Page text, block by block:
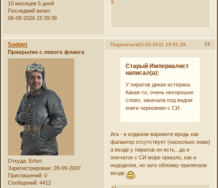
10 месяцев 5 дней
Последний визит:
06-08-2026 15:39:36
Поделиться 15
21-02-2011 19:51:29
Sodget
Прикрытие с левого фланга
Откуда: Erfurt
Зарегистрирован: 28-09-2007
Приглашений: 0
Сообщений: 4412
Старый Империалист
написал(а):
У пиратов дикая истерика.
Какая-то, очень нехорошое
слово, закачала под видом
книги черновики с СИ.
Ага - в изданом варианте вродь как
фалангер отсутствует (насколько знаю)
а везде у пиратов он есть.. да и
опечаток с СИ море пришло, как и
недоделок, но зато обложку приляпали
везде